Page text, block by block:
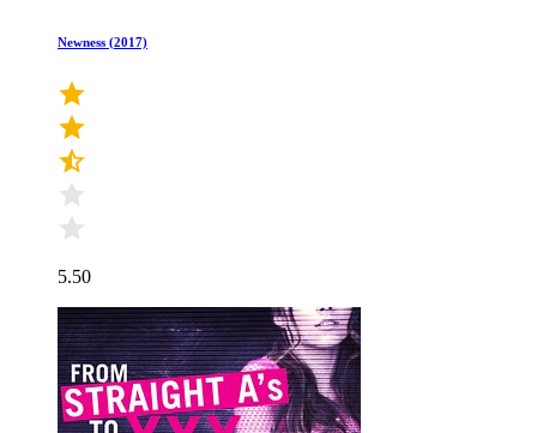
Newness (2017)
5.50